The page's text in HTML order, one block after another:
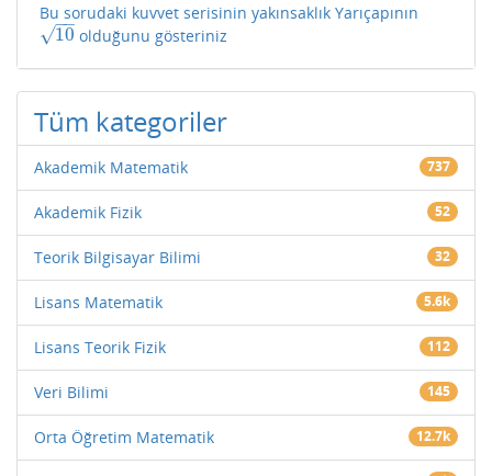
Bu sorudaki kuvvet serisinin yakınsaklık Yarıçapının
10
−−
√
10 olduğunu gösteriniz
Tüm kategoriler
Akademik Matematik 737
Akademik Fizik 52
Teorik Bilgisayar Bilimi 32
Lisans Matematik 5.6k
Lisans Teorik Fizik 112
Veri Bilimi 145
Orta Öğretim Matematik 12.7k